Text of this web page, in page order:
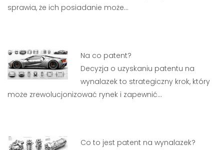
sprawia, że ich posiadanie może…
Na co patent?
Decyzja o uzyskaniu patentu na
wynalazek to strategiczny krok, który
może zrewolucjonizować rynek i zapewnić…
Co to jest patent na wynalazek?